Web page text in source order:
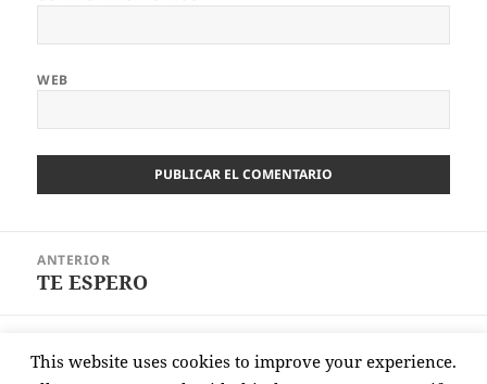
WEB
entradas
ANTERIOR
Entrada
TE ESPERO
Entrada
SE QUEDÓ TIESA
This website uses cookies to improve your experience.